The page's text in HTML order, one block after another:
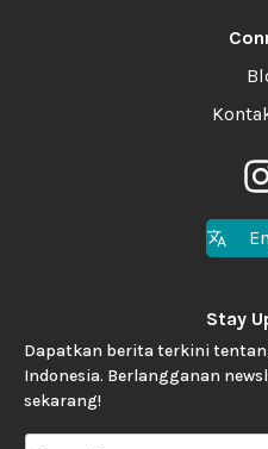
Stay
Dapatkan berita terkini
Indonesia. Berlangganan
sekarang!